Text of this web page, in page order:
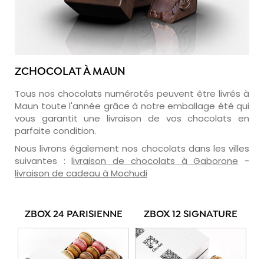
ZCHOCOLAT À MAUN
Tous nos chocolats numérotés peuvent être livrés à
Maun toute l'année grâce à notre emballage été qui
vous garantit une livraison de vos chocolats en
parfaite condition.
Nous livrons également nos chocolats dans les villes
suivantes :livraison de chocolats à Gaborone -
livraison de cadeau à Mochudi
ZBOX 24 PARISIENNE ZBOX 12 SIGNATURE